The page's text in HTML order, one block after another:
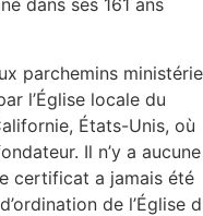
dans ses 161 ans
parchemins
l’Église locale du
États-Unis, où
Il n’y a aucune
certificat a jamais été
de l’Église